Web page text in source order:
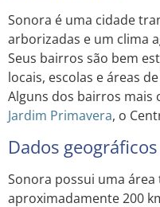
Sonora é uma cidade
arborizadas e um clima
Seus bairros são bem
locais, escolas e áreas
Alguns dos bairros mais
Jardim Primavera, o
Dados
Sonora possui uma
aproximadamente 200